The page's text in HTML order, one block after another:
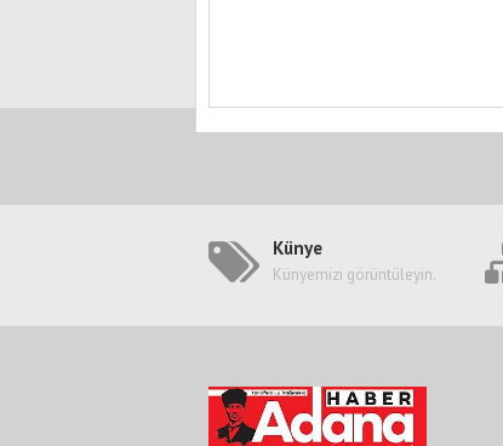
Künye
Künyemizi görüntüleyin.